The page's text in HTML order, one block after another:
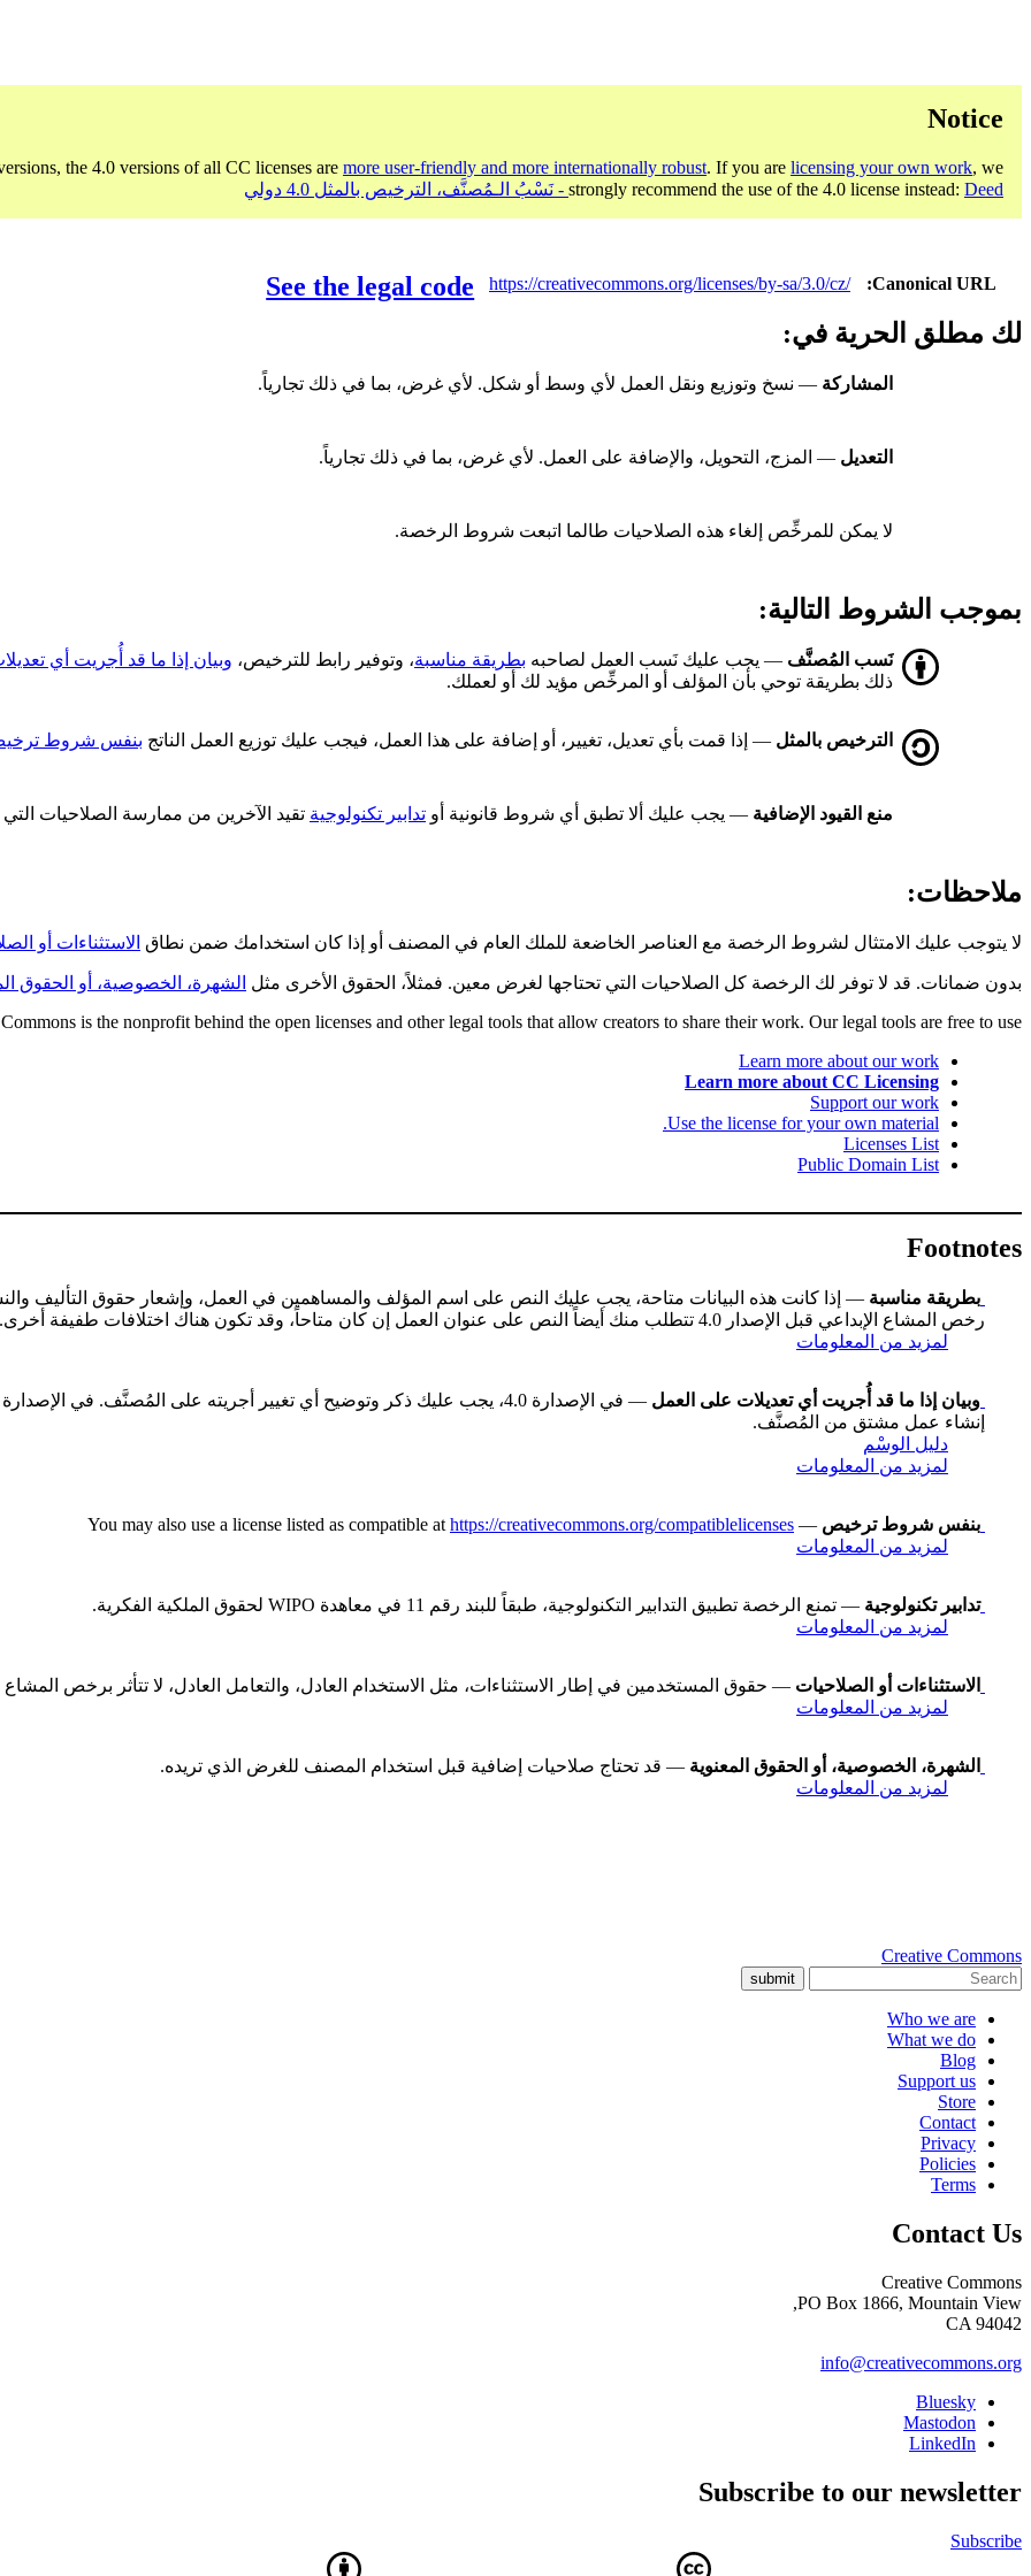
Notice
the 4.0 versions of all CC licenses are more user-friendly and more internationally robust. If you are licensing your own work, we
strongly recommend the use of the 4.0 license instead: Deed - نَسْبُ الـمُصنَّف، الترخيص بالمثل 4.0 دولي
Canonical URL
https://creativecommons.org/licenses/by-sa/3.0/cz/
See the legal code
لك مطلق الحرية في:
المشاركة — نسخ وتوزيع ونقل العمل لأي وسط أو شكل. لأي غرض، بما في ذلك تجارياً.
التعديل — المزج، التحويل، والإضافة على العمل. لأي غرض، بما في ذلك تجارياً.
لا يمكن للمرخِّص إلغاء هذه الصلاحيات طالما اتبعت شروط الرخصة.
بموجب الشروط التالية:
نَسب المُصنَّف — يجب عليك نَسب العمل لصاحبه بطريقة مناسبة، وتوفير رابط للترخيص، وبيان إذا ما قد أُجريت أي
ذلك بطريقة توحي بأن المؤلف أو المرخِّص مؤيد لك أو لعملك.
الترخيص بالمثل — إذا قمت بأي تعديل، تغيير، أو إضافة على هذا العمل، فيجب عليك توزيع العمل الناتج بنفس شروط
منع القيود الإضافية — يجب عليك ألا تطبق أي شروط قانونية أو تدابير تكنولوجية تقيد الآخرين من ممارسة الصلاحيات
ملاحظات:
لا يتوجب عليك الامتثال لشروط الرخصة مع العناصر الخاضعة للملك العام في المصنف أو إذا كان استخدامك ضمن نطاق الاستثناءات أو
بدون ضمانات. قد لا توفر لك الرخصة كل الصلاحيات التي تحتاجها لغرض معين. فمثلاً، الحقوق الأخرى مثل الشهرة، الخصوصية، أو الحقوق
is the nonprofit behind the open licenses and other legal tools that allow creators to share their work. Our legal tools are free to use.
Learn more about our work
Learn more about CC Licensing
Support our work
Use the license for your own material.
Licenses List
Public Domain List
Footnotes
بطريقة مناسبة — إذا كانت هذه البيانات متاحة، يجب عليك النص على اسم المؤلف والمساهمين في العمل، وإشعار حقوق التأليف
رخص المشاع الإبداعي قبل الإصدار 4.0 تتطلب منك أيضاً النص على عنوان العمل إن كان متاحاً، وقد تكون هناك اختلافات طفيفة أخرى.
لمزيد من المعلومات
وبيان إذا ما قد أُجريت أي تعديلات على العمل
إنشاء عمل مشتق من المُصنَّف.
دليل الوسْم
لمزيد من المعلومات
بنفس شروط ترخيص — You may also use a license listed as compatible at
https://creativecommons.org/compatiblelicenses
لمزيد من المعلومات
تدابير تكنولوجية — تمنع الرخصة تطبيق التدابير التكنولوجية، طبقاً للبند رقم 11 في معاهدة WIPO لحقوق الملكية الفكرية.
لمزيد من المعلومات
الاستثناءات أو الصلاحيات — حقوق المستخدمين في إطار الاستثناءات، مثل الاستخدام العادل، والتعامل العادل، لا تتأثر برخص المشاع
لمزيد من المعلومات
الشهرة، الخصوصية، أو الحقوق المعنوية — قد تحتاج صلاحيات إضافية قبل استخدام المصنف للغرض الذي تريده.
لمزيد من المعلومات
Creative Commons
submit
Who we are
What we do
Blog
Support us
Store
Contact
Privacy
Policies
Terms
Contact Us
Creative Commons
PO Box 1866, Mountain View,
CA 94042
info@creativecommons.org
Bluesky
Mastodon
LinkedIn
Subscribe to our newsletter
Subscribe